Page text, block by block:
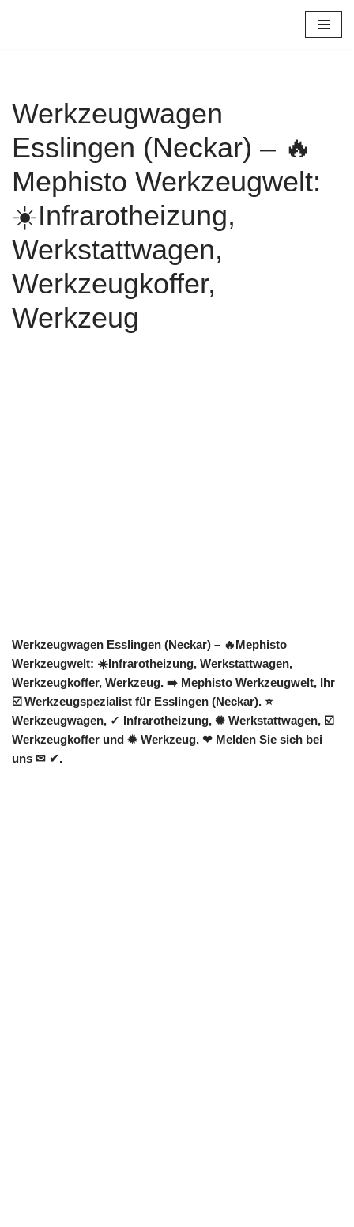
Werkzeugwagen
Esslingen (Neckar) – 🔥
Mephisto Werkzeugwelt:
☀️Infrarotheizung,
Werkstattwagen,
Werkzeugkoffer,
Werkzeug
Werkzeugwagen Esslingen (Neckar) – 🔥Mephisto
Werkzeugwelt: ☀️Infrarotheizung, Werkstattwagen,
Werkzeugkoffer, Werkzeug. ➡️ Mephisto Werkzeugwelt, Ihr
☑️ Werkzeugspezialist für Esslingen (Neckar). ⭐
Werkzeugwagen, ✓ Infrarotheizung, ✺ Werkstattwagen, ☑️
Werkzeugkoffer und ✹ Werkzeug. ❤ Melden Sie sich bei
uns ✉ ✔.